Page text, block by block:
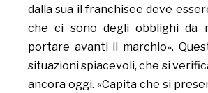
dalla sua il franchisee deve
che ci sono degli obblighi da
portare avanti il marchio».
situazioni spiacevoli, che si
ancora oggi. «Capita che si